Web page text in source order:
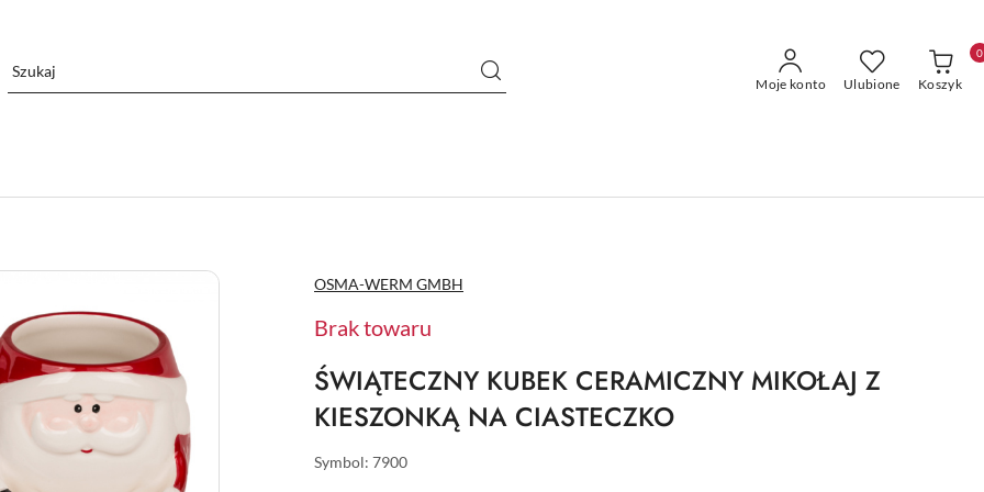
Moje konto Ulubione Koszyk
0
NAZWA
PRODUCENTA:
OSMA-WERM GMBH
Brak towaru
ŚWIĄTECZNY KUBEK CERAMICZNY MIKOŁAJ Z
KIESZONKĄ NA CIASTECZKO
Symbol: 7900